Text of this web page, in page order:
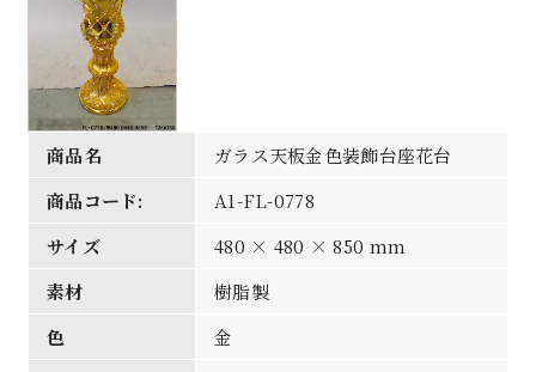
商品名
ガラス天板金色装飾台座花台
商品コード:
A1-FL-0778
サイズ
480 × 480 × 850 mm
素材
樹脂製
色
金